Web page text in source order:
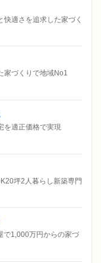
適さを追求した家づく
家づくりで地域No1
を適正価格で実現
坪2人暮らし新築専門
で1,000万円からの家づ